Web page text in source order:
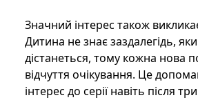
Значний інтерес також
Дитина не знає заздалегідь,
дістанеться, тому кожна нова
відчуття очікування. Це
інтерес до серії навіть після